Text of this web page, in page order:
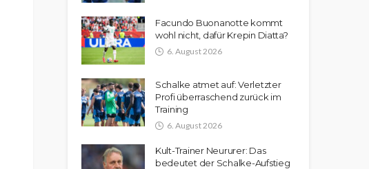
Facundo Buonanotte kommt
wohl nicht, dafür Krepin Diatta?
6. August 2026
Schalke atmet auf: Verletzter
Profi überraschend zurück im
Training
6. August 2026
Kult-Trainer Neururer: Das
bedeutet der Schalke-Aufstieg